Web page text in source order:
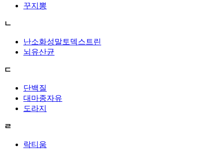
꾸지뽕
ㄴ
난소화성말토덱스트린
뇌유산균
ㄷ
단백질
대마종자유
도라지
ㄹ
락티움